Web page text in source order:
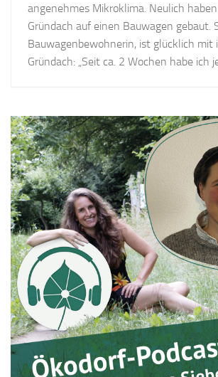
angenehmes Mikroklima. Neulich
Gründach auf einen Bauwagen gebaut.
Bauwagenbewohnerin, ist glücklich mit
Gründach: „Seit ca. 2 Wochen habe ich